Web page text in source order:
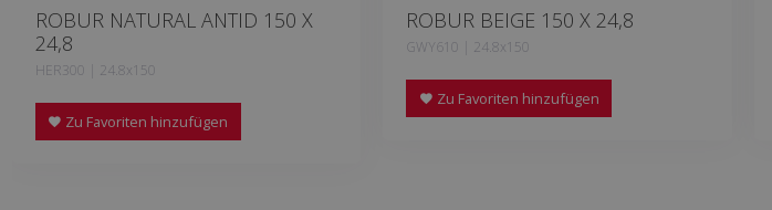
ROBUR NATURAL ANTID 150 X
24,8
HER300 | 24.8x150
Zu Favoriten hinzufügen
ROBUR BEIGE 150 X 24,8
GWY610 | 24.8x150
Zu Favoriten hinzufügen